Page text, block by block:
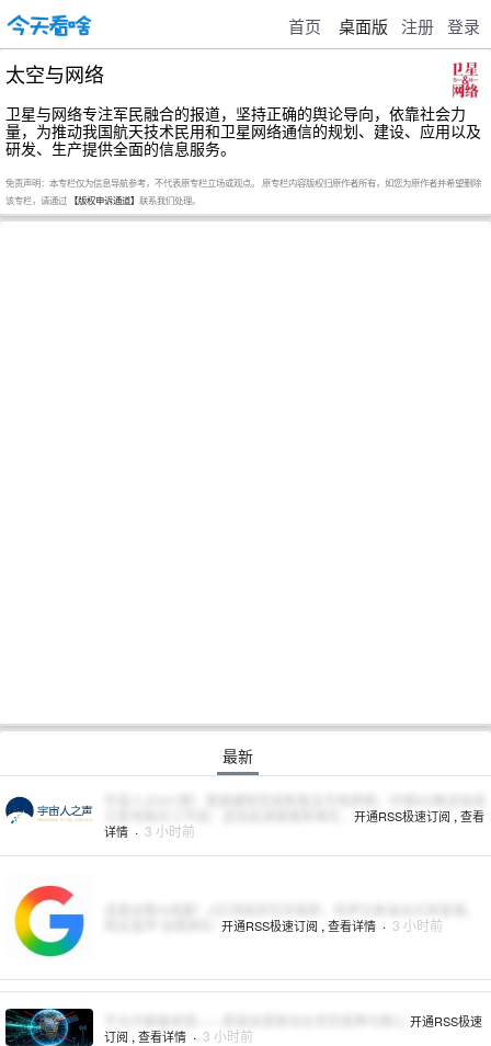
首页 桌面版 注册 登录
太空与网络
卫星与网络专注军民融合的报道，坚持正确的舆论导向，依靠社会力
量，为推动我国航天技术民用和卫星网络通信的规划、建设、应用以及
研发、生产提供全面的信息服务。
免责声明：本专栏仅为信息导航参考，不代表原专栏立场或观点。 原专栏内容版权归原作者所有，如您为原作者并希望删除
该专栏，请通过 【版权申诉通道】 联系我们处理。
最新
开通RSS极速订阅 , 查看
详情 · 3 小时前
开通RSS极速订阅 , 查看详情 · 3 小时前
开通RSS极速
订阅 , 查看详情 · 3 小时前